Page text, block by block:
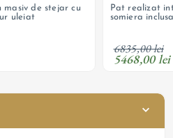
de stejar cu
uleiat
Pat realizat
somiera
6835,00 lei
5468,00 lei